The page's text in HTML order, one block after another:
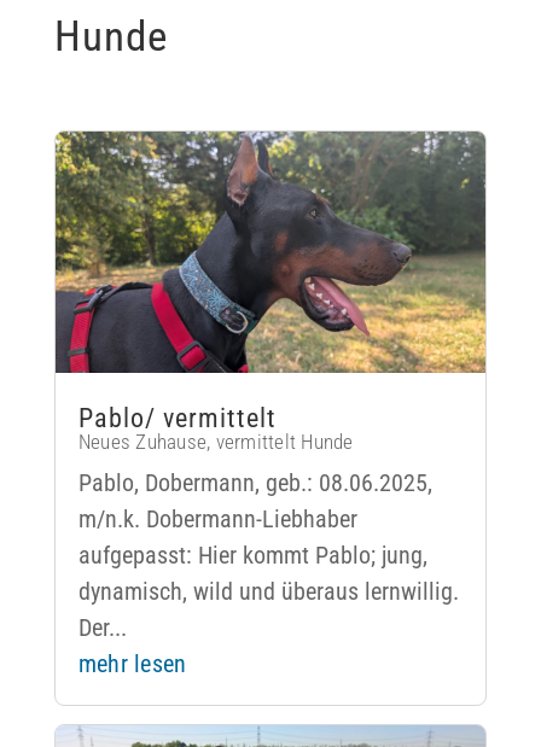
Hunde
Pablo/ vermittelt
Neues Zuhause, vermittelt Hunde
Pablo, Dobermann, geb.: 08.06.2025,
m/n.k. Dobermann-Liebhaber
aufgepasst: Hier kommt Pablo; jung,
dynamisch, wild und überaus lernwillig.
Der...
mehr lesen